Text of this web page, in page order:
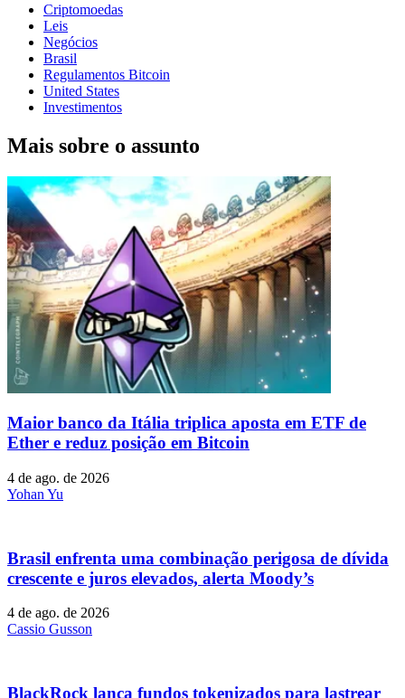
Criptomoedas
Leis
Negócios
Brasil
Regulamentos Bitcoin
United States
Investimentos
Mais sobre o assunto
Maior banco da Itália triplica aposta em ETF de
Ether e reduz posição em Bitcoin
4 de ago. de 2026
Yohan Yu
Brasil enfrenta uma combinação perigosa de dívida
crescente e juros elevados, alerta Moody’s
4 de ago. de 2026
Cassio Gusson
BlackRock lança fundos tokenizados para lastrear